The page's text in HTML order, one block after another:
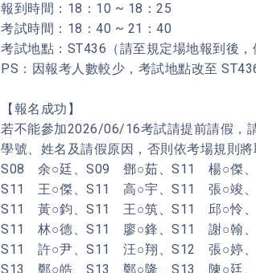
報到時間：18：10 ~ 18：25
考試時間：18：40 ~ 21：40
考試地點：ST436（請至規定場地報到後，
PS：因報考人數較少，考試地點改至
【報名成功】
若不能參加2026/06/16考試請提前請假，
學號、姓名及請假原因，否則依考場規則將
S08 余○廷、S09 鄧○茹、S11 楊○傑
S11 王○傑、S11 高○宇、S11 張○竣
S11 黃○鈞、S11 王○筑、S11 邱○怜
S11 林○德、S11 廖○鋒、S11 謝○翰
S11 許○尹、S11 汪○翔、S12 張○婷
S13 鄭○皓、S13 鄭○隆、S13 陳○廷